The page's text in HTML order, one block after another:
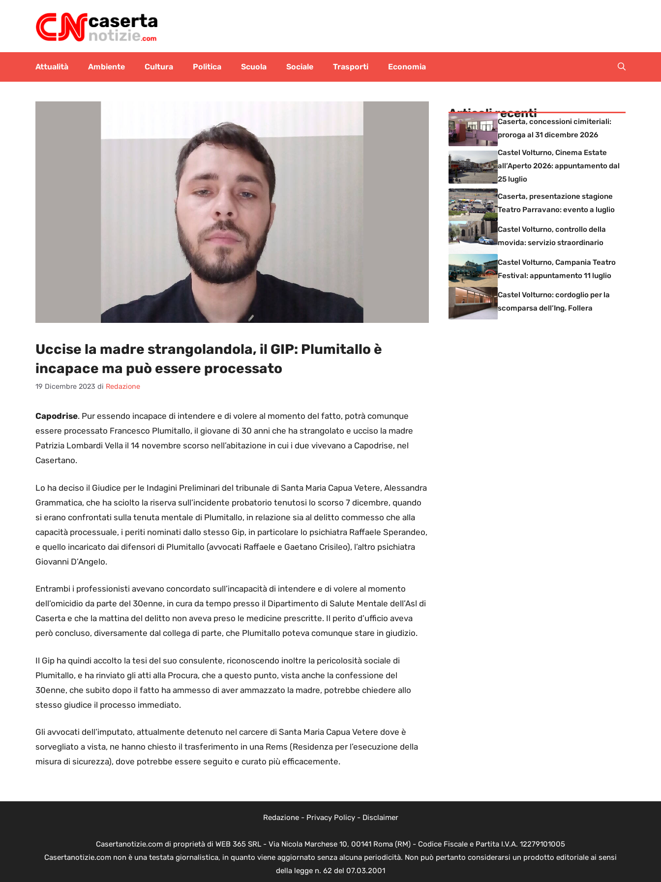
contenuto
Attualità Ambiente Cultura Politica Scuola Sociale Trasporti Economia
Uccise la madre strangolandola, il GIP: Plumitallo è
incapace ma può essere processato
19 Dicembre 2023 di Redazione
Capodrise. Pur essendo incapace di intendere e di volere al momento del fatto, potrà comunque
essere processato Francesco Plumitallo, il giovane di 30 anni che ha strangolato e ucciso la madre
Patrizia Lombardi Vella il 14 novembre scorso nell’abitazione in cui i due vivevano a Capodrise, nel
Casertano.
Lo ha deciso il Giudice per le Indagini Preliminari del tribunale di Santa Maria Capua Vetere, Alessandra
Grammatica, che ha sciolto la riserva sull’incidente probatorio tenutosi lo scorso 7 dicembre, quando
si erano confrontati sulla tenuta mentale di Plumitallo, in relazione sia al delitto commesso che alla
capacità processuale, i periti nominati dallo stesso Gip, in particolare lo psichiatra Raffaele Sperandeo,
e quello incaricato dai difensori di Plumitallo (avvocati Raffaele e Gaetano Crisileo), l’altro psichiatra
Giovanni D’Angelo.
Entrambi i professionisti avevano concordato sull’incapacità di intendere e di volere al momento
dell’omicidio da parte del 30enne, in cura da tempo presso il Dipartimento di Salute Mentale dell’Asl di
Caserta e che la mattina del delitto non aveva preso le medicine prescritte. Il perito d’ufficio aveva
però concluso, diversamente dal collega di parte, che Plumitallo poteva comunque stare in giudizio.
Il Gip ha quindi accolto la tesi del suo consulente, riconoscendo inoltre la pericolosità sociale di
Plumitallo, e ha rinviato gli atti alla Procura, che a questo punto, vista anche la confessione del
30enne, che subito dopo il fatto ha ammesso di aver ammazzato la madre, potrebbe chiedere allo
stesso giudice il processo immediato.
Gli avvocati dell’imputato, attualmente detenuto nel carcere di Santa Maria Capua Vetere dove è
sorvegliato a vista, ne hanno chiesto il trasferimento in una Rems (Residenza per l’esecuzione della
misura di sicurezza), dove potrebbe essere seguito e curato più efficacemente.
Articoli recenti
Caserta, concessioni cimiteriali:
proroga al 31 dicembre 2026
Castel Volturno, Cinema Estate
all’Aperto 2026: appuntamento dal
25 luglio
Caserta, presentazione stagione
Teatro Parravano: evento a luglio
Castel Volturno, controllo della
movida: servizio straordinario
Castel Volturno, Campania Teatro
Festival: appuntamento 11 luglio
Castel Volturno: cordoglio per la
scomparsa dell’Ing. Follera
Redazione- Privacy Policy- Disclaimer
Casertanotizie.com di proprietà di WEB 365 SRL - Via Nicola Marchese 10, 00141 Roma (RM) - Codice Fiscale e Partita I.V.A. 12279101005
Casertanotizie.com non è una testata giornalistica, in quanto viene aggiornato senza alcuna periodicità. Non può pertanto considerarsi un prodotto editoriale ai sensi
della legge n. 62 del 07.03.2001